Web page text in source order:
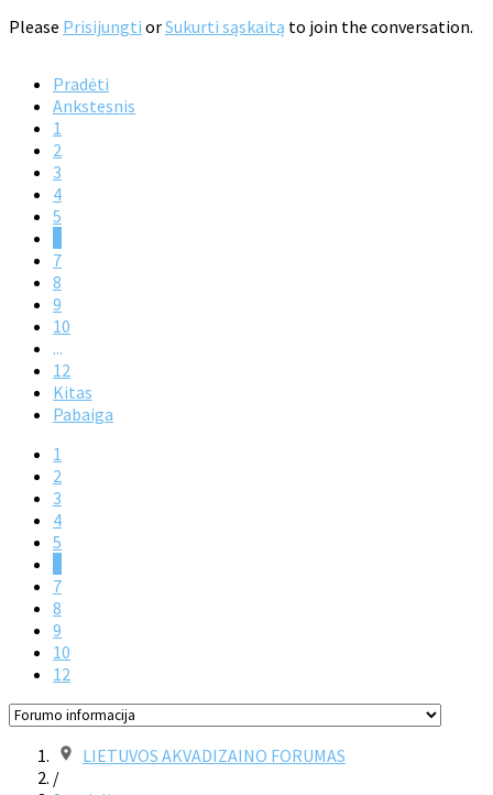
Please Prisijungti orSukurti sąskaitą to join the conversation.
Pradėti
Ankstesnis
1
2
3
4
5
7
8
9
10
...
12
Kitas
Pabaiga
1
2
3
4
5
7
8
9
10
12
LIETUVOS AKVADIZAINO FORUMAS
/